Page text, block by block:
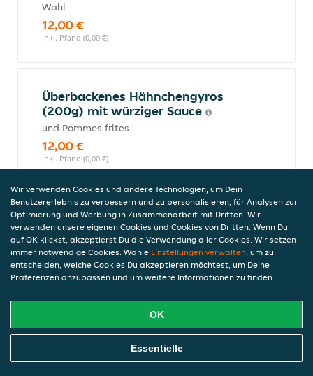
Wahl
12,00 €
inkl. Pfand (0,00 €)
Überbackenes Hähnchengyros
(200g) mit würziger Sauce
und Pommes frites
12,00 €
inkl. Pfand (0,00 €)
Döner-Teller
mit Krautsalat, Tzatziki und einer Beilage
nach Wahl
13,00 €
inkl. Pfand (0,00 €)
Pasta
Online Essen Bestellen
Wir verwenden Cookies und andere Technologien, um Dein
Benutzererlebnis zu verbessern und zu personalisieren, für Analysen zur
Optimierung und Werbung in Zusammenarbeit mit Dritten. Wir
verwenden unsere eigenen Cookies und Cookies von Dritten. Wenn Du
auf OK klickst, akzeptierst Du die Verwendung aller Cookies. Wir setzen
immer notwendige Cookies. Wähle Einstellungen verwalten, um zu
entscheiden, welche Cookies Du akzeptieren möchtest, um Deine
Präferenzen anzupassen und um weitere Informationen zu finden.
OK
Essentielle